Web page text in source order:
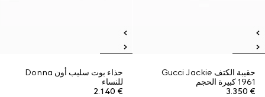
حقيبة الكتف Gucci Jackie
1961 كبيرة الحجم
€ 3.350
حذاء بوت سليب أون Donna
للنساء
€ 2.140